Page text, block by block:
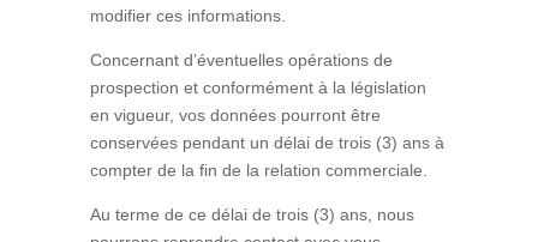
modifier ces informations.
Concernant d’éventuelles opérations de
prospection et conformément à la législation
en vigueur, vos données pourront être
conservées pendant un délai de trois (3) ans à
compter de la fin de la relation commerciale.
Au terme de ce délai de trois (3) ans, nous